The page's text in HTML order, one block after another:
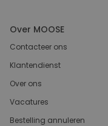
Over MOOSE
Contacteer ons
Klantendienst
Over ons
Vacatures
Bestelling annuleren